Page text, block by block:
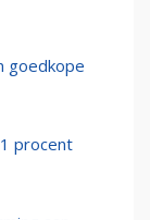
goedkope
procent